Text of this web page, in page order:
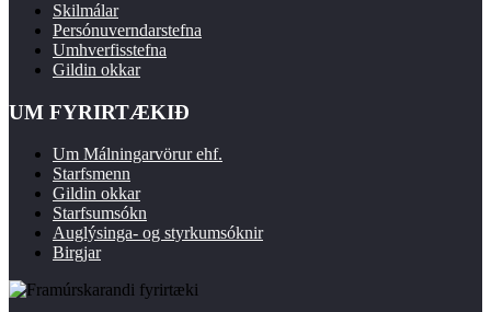
Skilmálar
Persónuverndarstefna
Umhverfisstefna
Gildin okkar
UM FYRIRTÆKIÐ
Um Málningarvörur ehf.
Starfsmenn
Gildin okkar
Starfsumsókn
Auglýsinga- og styrkumsóknir
Birgjar